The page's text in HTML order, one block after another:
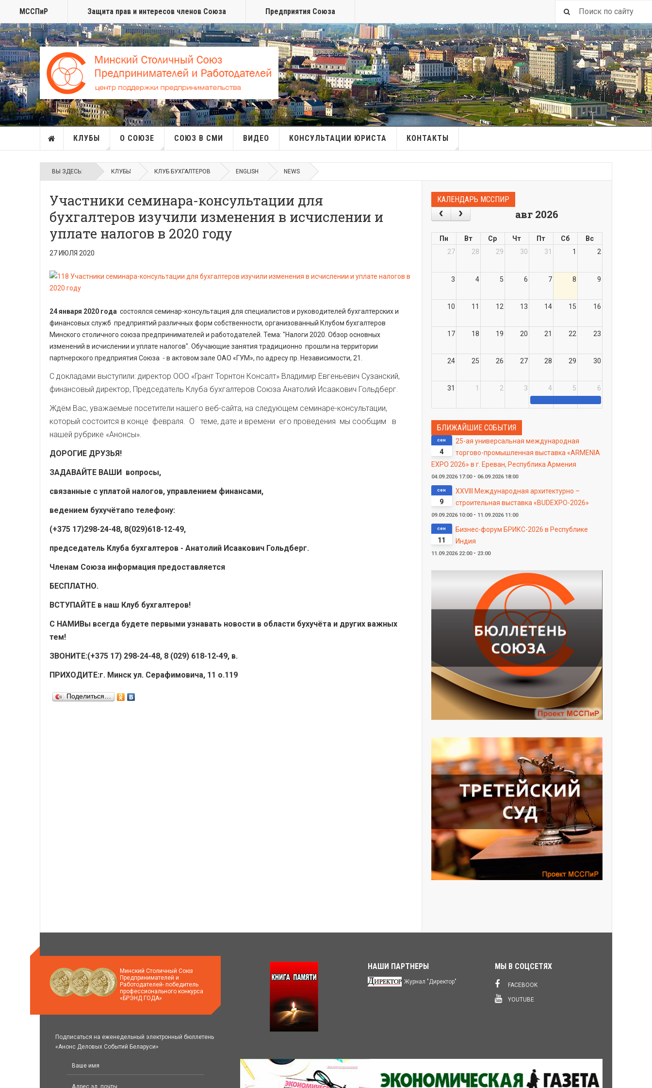
МССПиР Защита прав и интересов членов Союза Предприятия Союза
КЛУБЫ О СОЮЗЕ СОЮЗ В СМИ ВИДЕО КОНСУЛЬТАЦИИ ЮРИСТА КОНТАКТЫ
ВЫ ЗДЕСЬ: КЛУБЫ КЛУБ БУХГАЛТЕРОВ ENGLISH NEWS
Участники семинара-консультации для
бухгалтеров изучили изменения в исчислении и
уплате налогов в 2020 году
27 ИЮЛЯ 2020
24 января 2020 года состоялся семинар-консультация для специалистов и руководителей бухгалтерских и
финансовых служб предприятий различных форм собственности, организованный Клубом бухгалтеров
Минского столичного союза предпринимателей и работодателей. Тема: "Налоги 2020. Обзор основных
изменений в исчислении и уплате налогов". Обучающие занятия традиционно прошли на территории
партнерского предприятия Союза - в актовом зале ОАО «ГУМ», по адресу пр. Независимости, 21.
С докладами выступили: директор ООО «Грант Торнтон Консалт» Владимир Евгеньевич Сузанский,
финансовый директор, Председатель Клуба бухгалтеров Союза Анатолий Исаакович Гольдберг.
Ждём Вас, уважаемые посетители нашего веб-сайта, на следующем семинаре-консультации,
который состоится в конце февраля. О теме, дате и времени его проведения мы сообщим в
нашей рубрике «Анонсы».
ДОРОГИЕ ДРУЗЬЯ!
ЗАДАВАЙТЕ ВАШИ вопросы,
связанные с уплатой налогов, управлением финансами,
ведением бухучётапо телефону:
(+375 17)298-24-48, 8(029)618-12-49,
председатель Клуба бухгалтеров - Анатолий Исаакович Гольдберг.
Членам Союза информация предоставляется
БЕСПЛАТНО.
ВСТУПАЙТЕ в наш Клуб бухгалтеров!
С НАМИВы всегда будете первыми узнавать новости в области бухучёта и других важных
тем!
ЗВОНИТЕ:(+375 17) 298-24-48, 8 (029) 618-12-49, в.
ПРИХОДИТЕ:г. Минск ул. Серафимовича, 11 о.119
Поделиться…
КАЛЕНДАРЬ МССПИР
авг 2026
Пн Вт Ср Чт Пт Сб
Вс
27
28 29 30 31 1 2
3 4 5 6 7 8 9
10 11 12 13 14 15 16
17 18 19 20 21 22 23
24 25 26 27 28 29 30
31 1 2 3 4 5 6
БЛИЖАЙШИЕ СОБЫТИЯ
4
сен
25-ая универсальная международная
торгово-промышленная выставка «ARMENIA
EXPO 2026» в г. Ереван, Республика Армения
04.09.2026 17:00 - 06.09.2026 18:00
9
сен
XXVIII Международная архитектурно –
строительная выставка «BUDEXPO-2026»
09.09.2026 10:00 - 11.09.2026 11:00
11
сен
Бизнес-форум БРИКС-2026 в Республике
Индия
11.09.2026 22:00 - 23:00
Минский Столичный Союз
Предпринимателей и
Работодателей- победитель
профессионального конкурса
«БРЭНД ГОДА»
Подписаться на еженедельный электронный бюллетень
«Анонс Деловых Событий Беларуси»
НАШИ ПАРТНЕРЫ
Журнал "Директор"
МЫ В СОЦСЕТЯХ
FACEBOOK
YOUTUBE